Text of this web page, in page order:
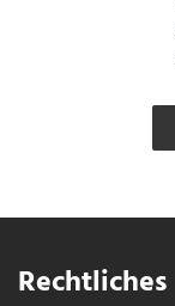
Rechtliches